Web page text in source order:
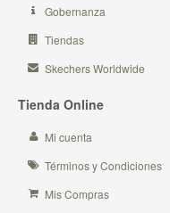
Gobernanza
Tiendas
Skechers Worldwide
Tienda Online
Mi cuenta
Términos y Condiciones
Mis Compras